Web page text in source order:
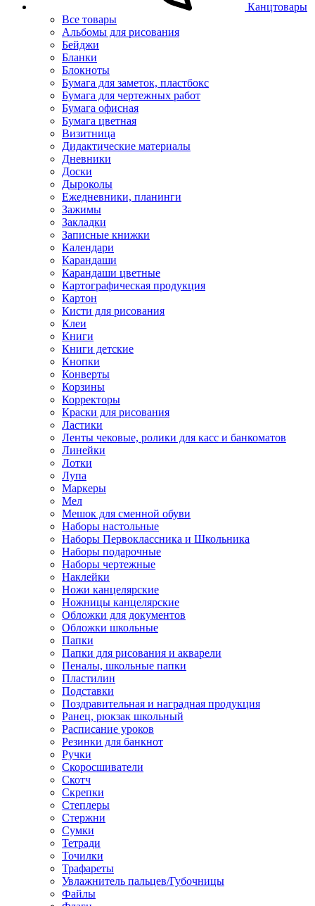
Канцтовары
Все товары
Альбомы для рисования
Бейджи
Бланки
Блокноты
Бумага для заметок, пластбокс
Бумага для чертежных работ
Бумага офисная
Бумага цветная
Визитница
Дидактические материалы
Дневники
Доски
Дыроколы
Ежедневники, планинги
Зажимы
Закладки
Записные книжки
Календари
Карандаши
Карандаши цветные
Картографическая продукция
Картон
Кисти для рисования
Клеи
Книги
Книги детские
Кнопки
Конверты
Корзины
Корректоры
Краски для рисования
Ластики
Ленты чековые, ролики для касс и банкоматов
Линейки
Лотки
Лупа
Маркеры
Мел
Мешок для сменной обуви
Наборы настольные
Наборы Первоклассника и Школьника
Наборы подарочные
Наборы чертежные
Наклейки
Ножи канцелярские
Ножницы канцелярские
Обложки для документов
Обложки школьные
Папки
Папки для рисования и акварели
Пеналы, школьные папки
Пластилин
Подставки
Поздравительная и наградная продукция
Ранец, рюкзак школьный
Расписание уроков
Резинки для банкнот
Ручки
Скоросшиватели
Скотч
Скрепки
Степлеры
Стержни
Сумки
Тетради
Точилки
Трафареты
Увлажнитель пальцев/Губочницы
Файлы